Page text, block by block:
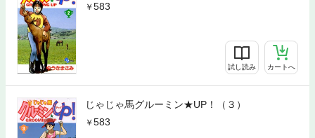
583
試し読み カートへ
じゃじゃ馬グルーミン★UP！（３）
583